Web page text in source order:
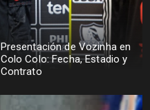
Presentación de Vozinha en
Colo Colo: Fecha, Estadio y
Contrato